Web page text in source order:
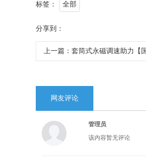
标签： 全部
分享到：
上一篇： 套筒式永磁调速助力【
网友评论
管理员
该内容暂无评论